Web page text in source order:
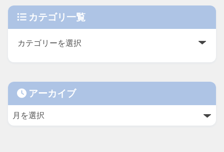
カテゴリ一覧
アーカイブ